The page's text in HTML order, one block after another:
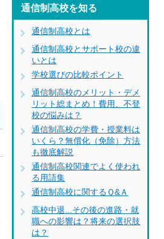
通信制高校を知る
通信制高校とは
通信制高校とサポート校の違
いとは
学校選びの比較ポイント
通信制高校のメリット・デメ
リット総まとめ！費用、不登
校の悩みは？
通信制高校の学費・授業料は
いくら？無償化（免除）方法
も徹底解説
通信制高校関連でよく使われ
る用語集
通信制高校に関するＱ&Ａ
高校中退...その後の進路・就
職への影響は？将来の選択肢
は？